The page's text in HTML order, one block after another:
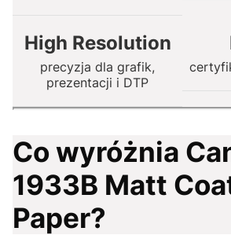
High Resolution
precyzja dla grafik,
prezentacji i DTP
Co wyróżnia
1933B Matt
Paper?